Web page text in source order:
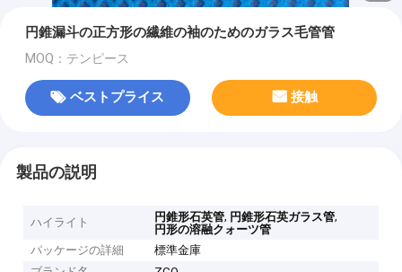
円錐漏斗の正方形の繊維の袖のためのガラス毛管管
MOQ：テンピース
ベストプライス 接触
製品の説明
ハイライト 円錐形石英管, 円錐形石英ガラス管,
円形の溶融クォーツ管
パッケージの詳細
標準金庫